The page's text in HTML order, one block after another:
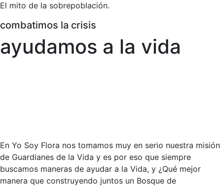
El mito de la sobrepoblación.
combatimos la crisis
ayudamos a la vida
En Yo Soy Flora nos tomamos muy en serio nuestra misión
de Guardianes de la Vida y es por eso que siempre
buscamos maneras de ayudar a la Vida, y ¿Qué mejor
manera que construyendo juntos un Bosque de